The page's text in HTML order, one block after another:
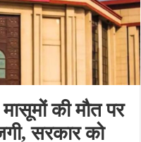
की मौत पर
सरकार को